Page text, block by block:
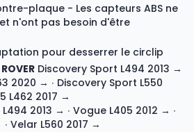
plaque - Les capteurs ABS ne
n'ont pas besoin d'être
pour desserrer le circlip
Discovery Sport L494 2013 →
2020 → ∙ Discovery Sport L550
L462 2017 →
2013 → ∙ Vogue L405 2012 → ∙
∙ Velar L560 2017 →